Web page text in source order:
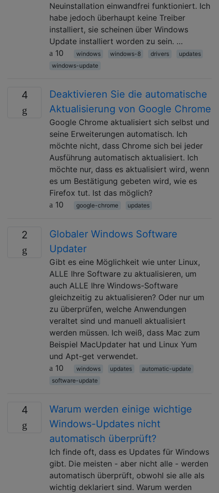
Neuinstallation einwandfrei funktioniert. Ich
habe jedoch überhaupt keine Treiber
installiert, sie scheinen über Windows
Update installiert worden zu sein. …
10
windows windows-8 drivers
updates
windows-update
4
Deaktivieren Sie die automatische
Aktualisierung von Google Chrome
Google Chrome aktualisiert sich selbst und
seine Erweiterungen automatisch. Ich
möchte nicht, dass Chrome sich bei jeder
Ausführung automatisch aktualisiert. Ich
möchte nur, dass es aktualisiert wird, wenn
es um Bestätigung gebeten wird, wie es
Firefox tut. Ist das möglich?
10
google-chrome updates
2
Globaler Windows Software
Updater
Gibt es eine Möglichkeit wie unter Linux,
ALLE Ihre Software zu aktualisieren, um
auch ALLE Ihre Windows-Software
gleichzeitig zu aktualisieren? Oder nur um
zu überprüfen, welche Anwendungen
veraltet sind und manuell aktualisiert
werden müssen. Ich weiß, dass Mac zum
Beispiel MacUpdater hat und Linux Yum
und Apt-get verwendet.
10
windows updates
automatic-update
software-update
4
Warum werden einige wichtige
Windows-Updates nicht
automatisch überprüft?
Ich finde oft, dass es Updates für Windows
gibt. Die meisten - aber nicht alle - werden
automatisch überprüft, obwohl sie alle als
wichtig deklariert sind. Warum werden